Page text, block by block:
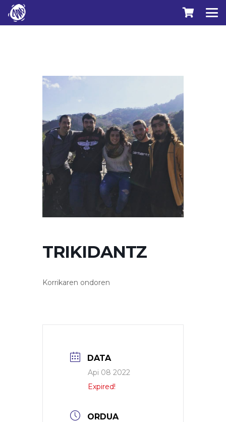
TRIKIDANTZ
Korrikaren ondoren
DATA
Api 08 2022
Expired!
ORDUA